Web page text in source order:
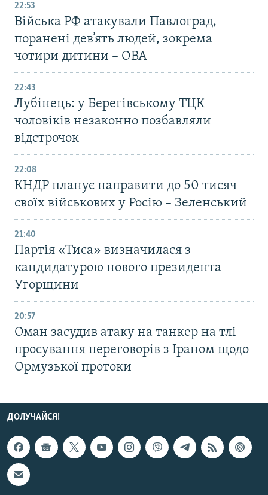
22:53
Війська РФ атакували Павлоград,
поранені дев’ять людей, зокрема
чотири дитини – ОВА
22:43
Лубінець: у Берегівському ТЦК
чоловіків незаконно позбавляли
відстрочок
22:08
КНДР планує направити до 50 тисяч
своїх військових у Росію – Зеленський
21:40
Партія «Тиса» визначилася з
кандидатурою нового президента
Угорщини
20:57
Оман засудив атаку на танкер на тлі
просування переговорів з Іраном щодо
Ормузької протоки
ДОЛУЧАЙСЯ!